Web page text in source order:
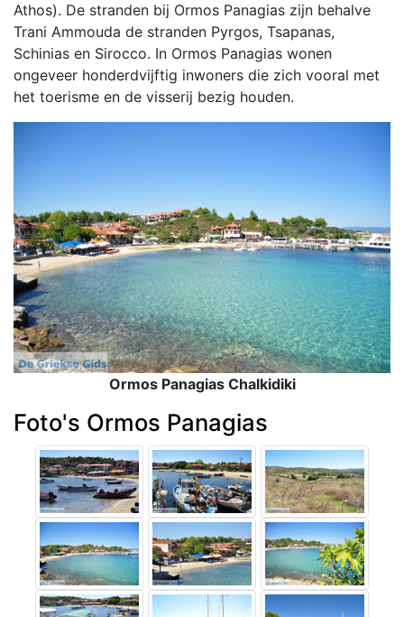
Athos). De stranden bij Ormos Panagias zijn behalve
Trani Ammouda de stranden Pyrgos, Tsapanas,
Schinias en Sirocco. In Ormos Panagias wonen
ongeveer honderdvijftig inwoners die zich vooral met
het toerisme en de visserij bezig houden.
Ormos Panagias Chalkidiki
Foto's Ormos Panagias